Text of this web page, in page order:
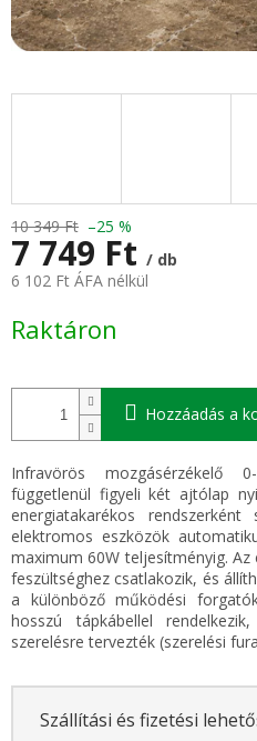
10 349 Ft –25 %
7 749 Ft / db
6 102 Ft ÁFA nélkül
Raktáron
Hozzáadás a
Infravörös mozgásérzékelő
függetlenül figyeli két ajtólap
energiatakarékos
elektromos eszközök
maximum 60W teljesítményig. Az
feszültséghez csatlakozik, és
a különböző működési
hosszú tápkábellel
szerelésre tervezték (szerelési
Szállítási és fizetési